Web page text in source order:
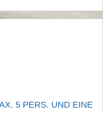
5 PERS. UND EINE